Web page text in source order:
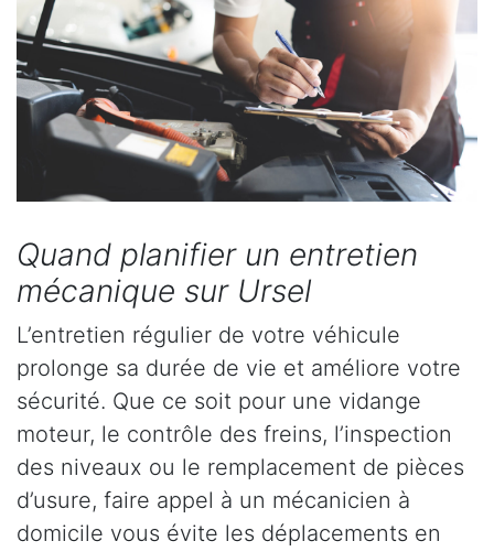
Quand planifier un entretien
mécanique sur Ursel
L’entretien régulier de votre véhicule
prolonge sa durée de vie et améliore votre
sécurité. Que ce soit pour une vidange
moteur, le contrôle des freins, l’inspection
des niveaux ou le remplacement de pièces
d’usure, faire appel à un mécanicien à
domicile vous évite les déplacements en